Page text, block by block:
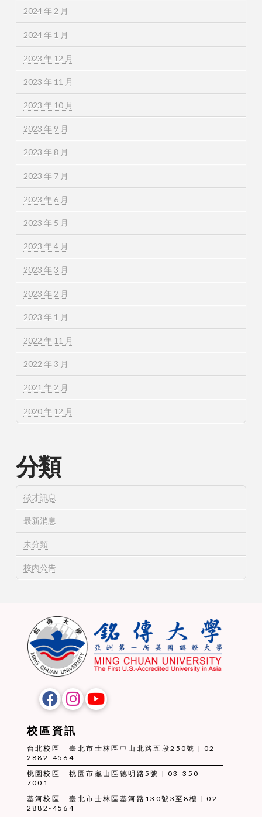
2024 年 2 月
2024 年 1 月
2023 年 12 月
2023 年 11 月
2023 年 10 月
2023 年 9 月
2023 年 8 月
2023 年 7 月
2023 年 6 月
2023 年 5 月
2023 年 4 月
2023 年 3 月
2023 年 2 月
2023 年 1 月
2022 年 11 月
2022 年 3 月
2021 年 2 月
2020 年 12 月
分類
徵才訊息
最新消息
未分類
校內公告
校區資訊
台北校區 - 臺北市士林區中山北路五段250號 | 02-
2882-4564
桃園校區 - 桃園市龜山區德明路5號 | 03-350-
7001
基河校區 - 臺北市士林區基河路130號3至8樓 | 02-
2882-4564